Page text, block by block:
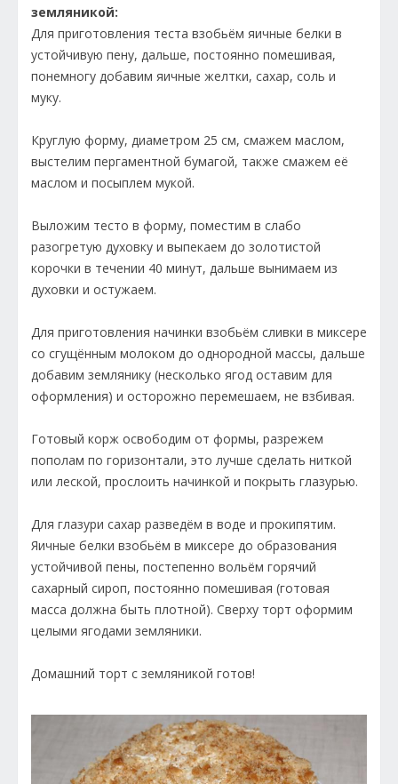
земляникой:
Для приготовления теста взобьём яичные белки в
устойчивую пену, дальше, постоянно помешивая,
понемногу добавим яичные желтки, сахар, соль и
муку.
Круглую форму, диаметром 25 см, смажем маслом,
выстелим пергаментной бумагой, также смажем её
маслом и посыплем мукой.
Выложим тесто в форму, поместим в слабо
разогретую духовку и выпекаем до золотистой
корочки в течении 40 минут, дальше вынимаем из
духовки и остужаем.
Для приготовления начинки взобьём сливки в миксере
со сгущённым молоком до однородной массы, дальше
добавим землянику (несколько ягод оставим для
оформления) и осторожно перемешаем, не взбивая.
Готовый корж освободим от формы, разрежем
пополам по горизонтали, это лучше сделать ниткой
или леской, прослоить начинкой и покрыть глазурью.
Для глазури сахар разведём в воде и прокипятим.
Яичные белки взобьём в миксере до образования
устойчивой пены, постепенно вольём горячий
сахарный сироп, постоянно помешивая (готовая
масса должна быть плотной). Сверху торт оформим
целыми ягодами земляники.
Домашний торт с земляникой готов!